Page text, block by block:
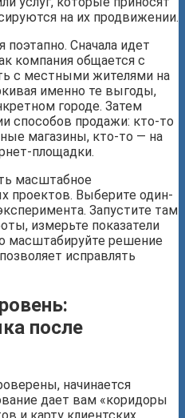
на их продвижении.
поэтапно. Сначала идет
компания общается с
с местными жителями на
именно те выгоды,
городе. Затем
способов продажи: кто-то
магазины, кто-то — на
площадки.
масштабное
проектов. Выберите один-
Запустите там
измерьте показатели
масштабируйте решение
исправлять
после
начинается
дает вам «коридоры